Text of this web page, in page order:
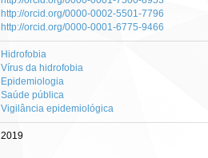
http://orcid.org/0000-0002-5501-7796
http://orcid.org/0000-0001-6775-9466
Hidrofobia
Vírus da hidrofobia
Epidemiologia
Saúde pública
Vigilância epidemiológica
2019